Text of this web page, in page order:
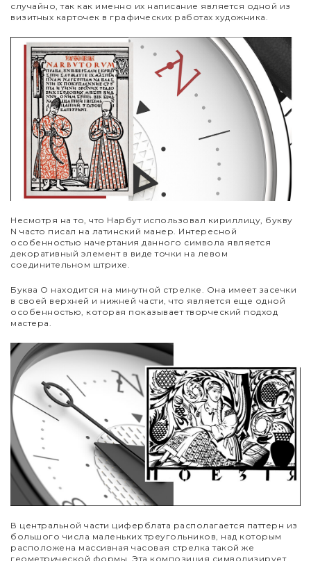
случайно, так как именно их написание является одной из
визитных карточек в графических работах художника.
Несмотря на то, что Нарбут использовал кириллицу, букву
N часто писал на латинский манер. Интересной
особенностью начертания данного символа является
декоративный элемент в виде точки на левом
соединительном штрихе.
Буква О находится на минутной стрелке. Она имеет засечки
в своей верхней и нижней части, что является еще одной
особенностью, которая показывает творческий подход
мастера.
В центральной части циферблата располагается паттерн из
большого числа маленьких треугольников, над которым
расположена массивная часовая стрелка такой же
геометрической формы. Эта композиция символизирует